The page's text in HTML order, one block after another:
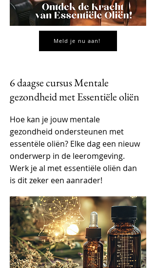
Meld je nu aan!
6 daagse cursus Mentale
gezondheid met Essentiële oliën
Hoe kan je jouw mentale
gezondheid ondersteunen met
essentële oliën? Elke dag een nieuw
onderwerp in de leeromgeving.
Werk je al met essentiële oliën dan
is dit zeker een aanrader!